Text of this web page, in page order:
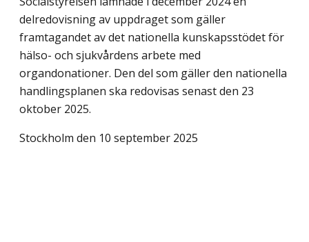
delredovisning av uppdraget som gäller
framtagandet av det nationella kunskapsstödet för
hälso- och sjukvårdens arbete med
organdonationer. Den del som gäller den nationella
handlingsplanen ska redovisas senast den 23
oktober 2025.
Stockholm den 10 september 2025